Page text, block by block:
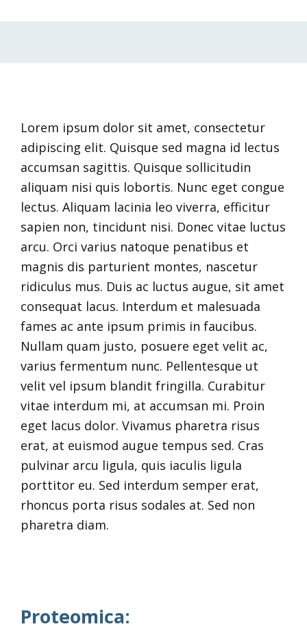
Lorem ipsum dolor sit amet, consectetur
adipiscing elit. Quisque sed magna id lectus
accumsan sagittis. Quisque sollicitudin
aliquam nisi quis lobortis. Nunc eget congue
lectus. Aliquam lacinia leo viverra, efficitur
sapien non, tincidunt nisi. Donec vitae luctus
arcu. Orci varius natoque penatibus et
magnis dis parturient montes, nascetur
ridiculus mus. Duis ac luctus augue, sit amet
consequat lacus. Interdum et malesuada
fames ac ante ipsum primis in faucibus.
Nullam quam justo, posuere eget velit ac,
varius fermentum nunc. Pellentesque ut
velit vel ipsum blandit fringilla. Curabitur
vitae interdum mi, at accumsan mi. Proin
eget lacus dolor. Vivamus pharetra risus
erat, at euismod augue tempus sed. Cras
pulvinar arcu ligula, quis iaculis ligula
porttitor eu. Sed interdum semper erat,
rhoncus porta risus sodales at. Sed non
pharetra diam.
Proteomica: